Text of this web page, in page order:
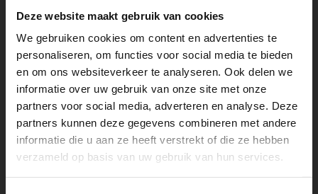
Deze website maakt gebruik van cookies
We gebruiken cookies om content en advertenties te
personaliseren, om functies voor social media te bieden
en om ons websiteverkeer te analyseren. Ook delen we
informatie over uw gebruik van onze site met onze
partners voor social media, adverteren en analyse. Deze
partners kunnen deze gegevens combineren met andere
informatie die u aan ze heeft verstrekt of die ze hebben
verzameld op basis van uw gebruik van hun services.
licht geleefde uitstraling
woondecoratie, opbergen
Materiaal hout
naturel
Details
steeds wisselend assortiment,
uniek oud exemplaar